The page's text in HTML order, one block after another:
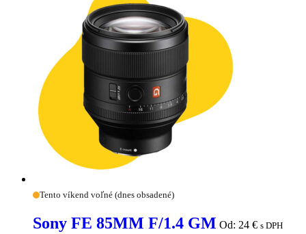
Sony
85MM
F/1.4
Tento víkend voľné (dnes obsadené)
Sony FE 85MM F/1.4 GM Od: 24 € s DPH